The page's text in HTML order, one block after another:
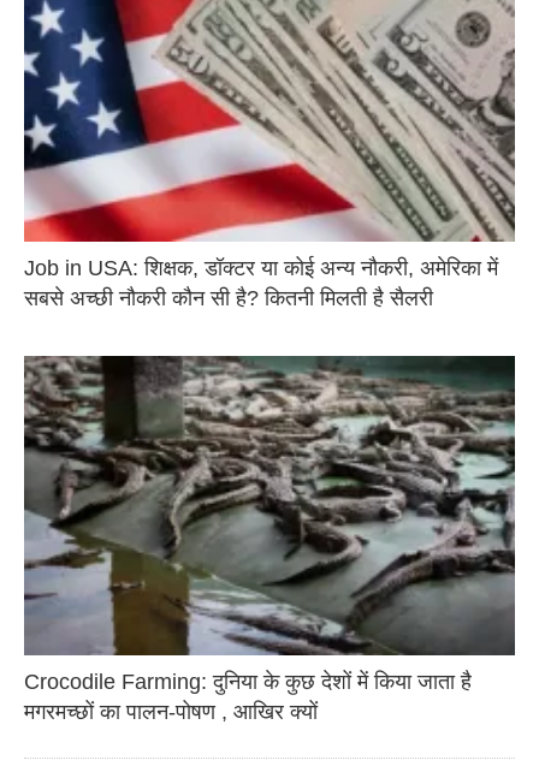
Job in USA: शिक्षक, डॉक्टर या कोई अन्य नौकरी, अमेरिका में
सबसे अच्छी नौकरी कौन सी है? कितनी मिलती है सैलरी
Crocodile Farming: दुनिया के कुछ देशों में किया जाता है
मगरमच्छों का पालन-पोषण , आखिर क्यों